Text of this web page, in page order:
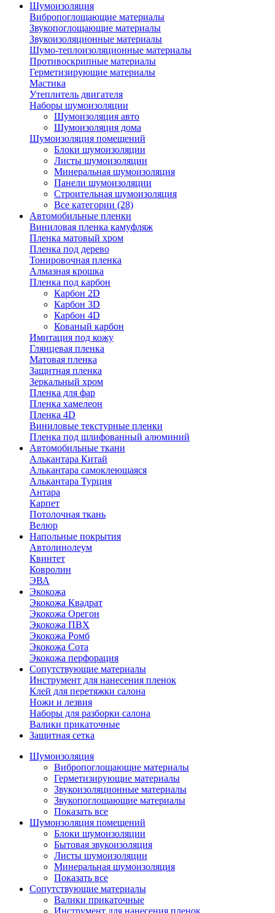
Шумоизоляция
Вибропоглощающие материалы
Звукопоглощающие материалы
Звукоизоляционные материалы
Шумо-теплоизоляционные материалы
Противоскрипные материалы
Герметизирующие материалы
Мастика
Утеплитель двигателя
Наборы шумоизоляции
Шумоизоляция авто
Шумоизоляция дома
Шумоизоляция помещений
Блоки шумоизоляции
Листы шумоизоляции
Минеральная шумоизоляция
Панели шумоизоляции
Строительная шумоизоляция
Все категории (28)
Автомобильные пленки
Виниловая пленка камуфляж
Пленка матовый хром
Пленка под дерево
Тонировочная пленка
Алмазная крошка
Пленка под карбон
Карбон 2D
Карбон 3D
Карбон 4D
Кованый карбон
Имитация под кожу
Глянцевая пленка
Матовая пленка
Защитная пленка
Зеркальный хром
Пленка для фар
Пленка хамелеон
Пленка 4D
Виниловые текстурные пленки
Пленка под шлифованный алюминий
Автомобильные ткани
Алькантара Китай
Алькантара самоклеющаяся
Алькантара Турция
Антара
Карпет
Потолочная ткань
Велюр
Напольные покрытия
Автолинолеум
Квинтет
Ковролин
ЭВА
Экокожа
Экокожа Квадрат
Экокожа Орегон
Экокожа ПВХ
Экокожа Ромб
Экокожа Сота
Экокожа перфорация
Сопутствующие материалы
Инструмент для нанесения пленок
Клей для перетяжки салона
Ножи и лезвия
Наборы для разборки салона
Валики прикаточные
Защитная сетка
Шумоизоляция
Вибропоглощающие материалы
Герметизирующие материалы
Звукоизоляционные материалы
Звукопоглощающие материалы
Показать все
Шумоизоляция помещений
Блоки шумоизоляции
Бытовая звукоизоляция
Листы шумоизоляции
Минеральная шумоизоляция
Показать все
Сопутствующие материалы
Валики прикаточные
Инструмент для нанесения пленок